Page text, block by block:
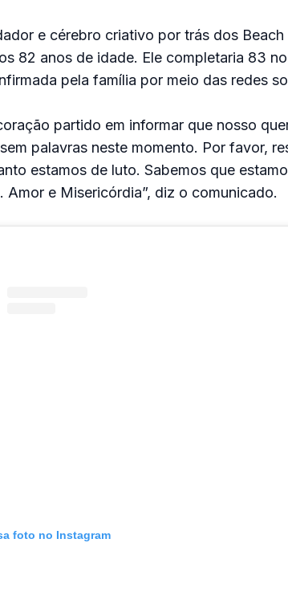
e cérebro criativo por trás dos
82 anos de idade. Ele completaria 83
pela família por meio das redes
partido em informar que nosso
palavras neste momento. Por favor,
estamos de luto. Sabemos que
Amor e Misericórdia”, diz o comunicado.
foto no Instagram